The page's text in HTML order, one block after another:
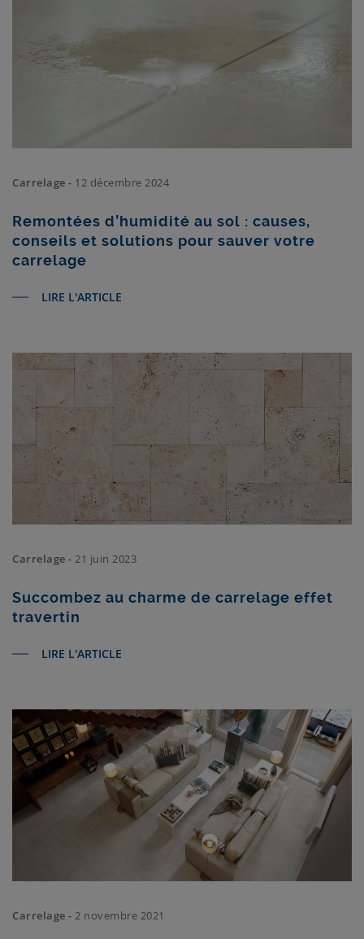
Carrelage - 12 décembre 2024
Remontées d’humidité au sol : causes,
conseils et solutions pour sauver votre
carrelage
LIRE L'ARTICLE
Carrelage - 21 juin 2023
Succombez au charme de carrelage effet
travertin
LIRE L'ARTICLE
Carrelage - 2 novembre 2021